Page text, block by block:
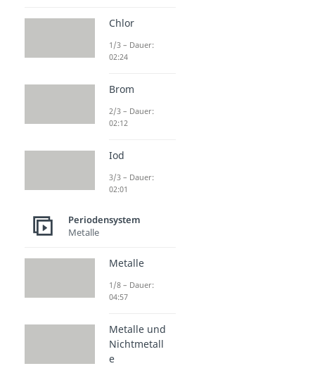
Chlor
1/3 – Dauer:
02:24
Brom
2/3 – Dauer:
02:12
Iod
3/3 – Dauer:
02:01
Periodensystem
Metalle
Metalle
1/8 – Dauer:
04:57
Metalle und
Nichtmetall
e